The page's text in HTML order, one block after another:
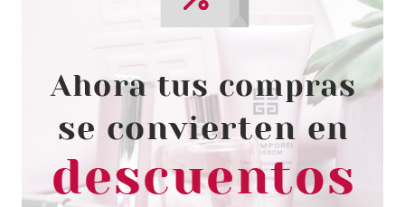
LOUA
LOUA MASCARILLA FACIAL
DETOX 23ML
Pvr 3.65€
-45%
desde
1.99€